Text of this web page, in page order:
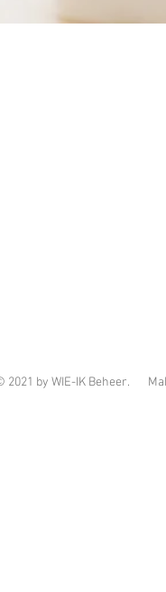
2021 by WIE-IK Beheer.